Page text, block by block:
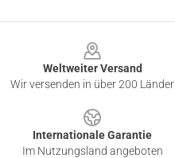
Weltweiter Versand
Wir versenden in über 200 Länder
Internationale Garantie
Im Nutzungsland angeboten